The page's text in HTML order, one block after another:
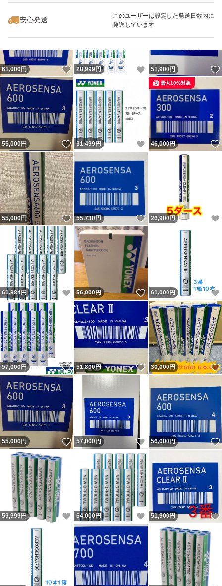
安心発送
このユーザーは設定した発送日数内に
発送しています
61,000円 いいね！
28,999円 いいね！
51,900円
55,000円 いいね！
31,499円 いいね！
46,000円
最大10%対象
55,000円 いいね！
55,730円 いいね！
26,900円
61,884円 いいね！
56,000円 いいね！
61,000 円
57,000円 いいね！
51,800円 いいね！
30,000円
55,000円 いいね！
57,000円 いいね！
56,000円
59,999円 いいね！
64,000円 いいね！
51,900円